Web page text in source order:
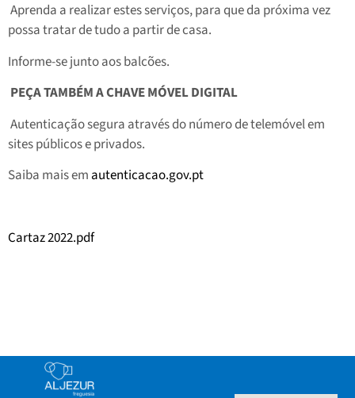
Aprenda a realizar estes serviços, para que da próxima vez
possa tratar de tudo a partir de casa.
Informe-se junto aos balcões.
PEÇA TAMBÉM A CHAVE MÓVEL DIGITAL
Autenticação segura através do número de telemóvel em
sites públicos e privados.
Saiba mais em autenticacao.gov.pt
Cartaz 2022.pdf